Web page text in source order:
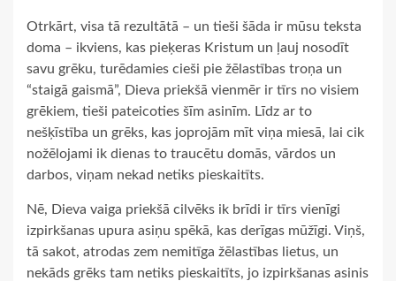
Otrkārt, visa tā rezultātā – un tieši šāda ir mūsu teksta
doma – ikviens, kas pieķeras Kristum un ļauj nosodīt
savu grēku, turēdamies cieši pie žēlastības troņa un
“staigā gaismā”, Dieva priekšā vienmēr ir tīrs no visiem
grēkiem, tieši pateicoties šīm asinīm. Līdz ar to
nešķīstība un grēks, kas joprojām mīt viņa miesā, lai cik
nožēlojami ik dienas to traucētu domās, vārdos un
darbos, viņam nekad netiks pieskaitīts.
Nē, Dieva vaiga priekšā cilvēks ik brīdi ir tīrs vienīgi
izpirkšanas upura asiņu spēkā, kas derīgas mūžīgi. Viņš,
tā sakot, atrodas zem nemitīga žēlastības lietus, un
nekāds grēks tam netiks pieskaitīts, jo izpirkšanas asinis